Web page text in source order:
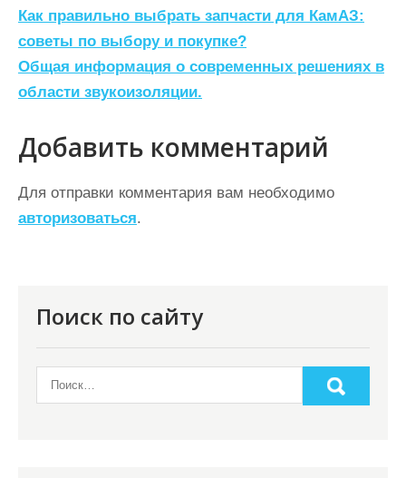
Н
а
в
и
г
а
ц
и
Как правильно выбрать запчасти для КамАЗ:
советы по выбору и покупке?
Общая информация о современных решениях в
области звукоизоляции.
Добавить комментарий
Для отправки комментария вам необходимо
авторизоваться.
Поиск по сайту